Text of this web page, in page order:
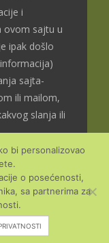
i
ovom sajtu u
ipak došlo
sajta-
ili mailom,
slanja ili
bi personalizovao
o posećenosti,
sa partnerima za